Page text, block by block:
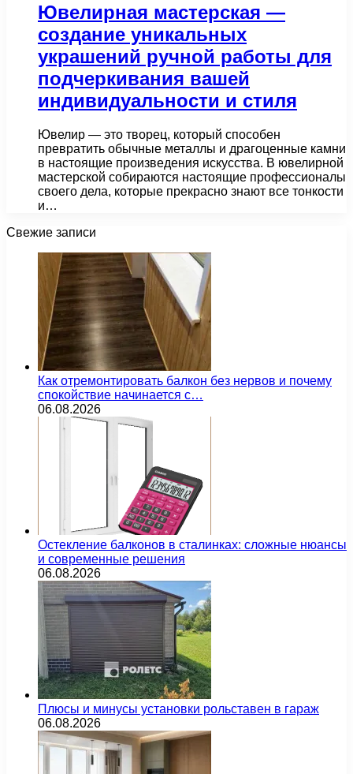
Ювелирная мастерская —
создание уникальных
украшений ручной работы для
подчеркивания вашей
индивидуальности и стиля
Ювелир — это творец, который способен
превратить обычные металлы и драгоценные камни
в настоящие произведения искусства. В ювелирной
мастерской собираются настоящие профессионалы
своего дела, которые прекрасно знают все тонкости
и…
Свежие записи
Как отремонтировать балкон без нервов и почему
спокойствие начинается с…
06.08.2026
Остекление балконов в сталинках: сложные нюансы
и современные решения
06.08.2026
Плюсы и минусы установки рольставен в гараж
06.08.2026